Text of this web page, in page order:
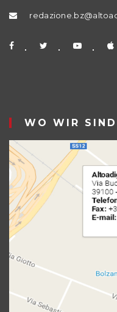
WO WIR SIND